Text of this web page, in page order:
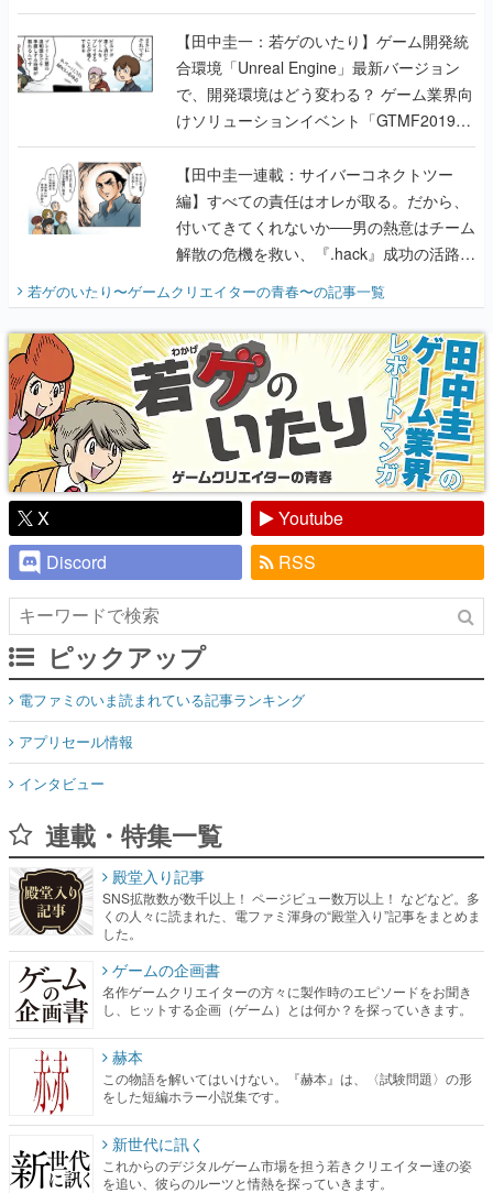
のいたり】
【田中圭一：若ゲのいたり】ゲーム開発統
合環境「Unreal Engine」最新バージョン
で、開発環境はどう変わる？ ゲーム業界向
けソリューションイベント「GTMF2019」
に行って、より理解を深めよう【PR】
【田中圭一連載：サイバーコネクトツー
編】すべての責任はオレが取る。だから、
付いてきてくれないか──男の熱意はチーム
解散の危機を救い、『.hack』成功の活路を
『少年ジャンプ』色だった【若ゲのいた
り】
若ゲのいたり〜ゲームクリエイターの青春〜の記事一覧
X
Youtube
Discord
RSS
ピックアップ
電ファミのいま読まれている記事ランキング
アプリセール情報
インタビュー
連載・特集一覧
殿堂入り記事
SNS拡散数が数千以上！ ページビュー数万以上！ などなど。多
くの人々に読まれた、電ファミ渾身の“殿堂入り”記事をまとめま
した。
ゲームの企画書
名作ゲームクリエイターの方々に製作時のエピソードをお聞き
し、ヒットする企画（ゲーム）とは何か？を探っていきます。
赫本
この物語を解いてはいけない。『赫本』は、〈試験問題〉の形
をした短編ホラー小説集です。
新世代に訊く
これからのデジタルゲーム市場を担う若きクリエイター達の姿
を追い、彼らのルーツと情熱を探っていきます。